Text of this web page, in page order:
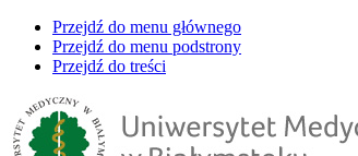
Przejdź do menu głównego
Przejdź do menu podstrony
Przejdź do treści